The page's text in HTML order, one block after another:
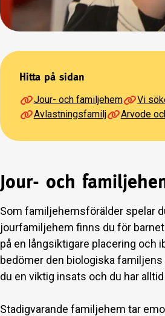
Hitta på sidan
Jour- och familjehem Vi
Avlastningsfamilj
Arvode
Jour- och
Som familjehemsförälder spelar
jourfamiljehem finns du för
på en långsiktigare placering och
bedömer den biologiska
du en viktig insats och du har
Stadigvarande familjehem tar